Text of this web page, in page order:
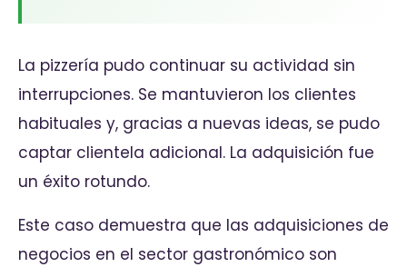
La pizzería pudo continuar su actividad sin
interrupciones. Se mantuvieron los clientes
habituales y, gracias a nuevas ideas, se pudo
captar clientela adicional. La adquisición fue
un éxito rotundo.
Este caso demuestra que las adquisiciones de
negocios en el sector gastronómico son